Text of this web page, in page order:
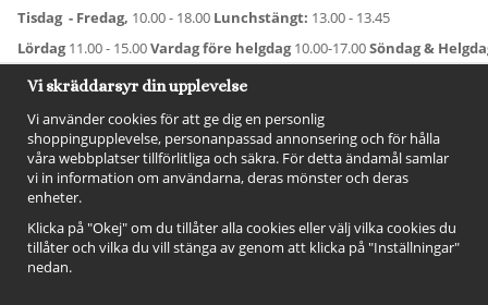
Tisdag - Fredag, 10.00 - 18.00 Lunchstängt: 13.00 - 13.45
Lördag11.00 - 15.00Vardag före helgdag10.00-17.00Söndag &
För avvikande öppettider:Titta här
Vi skräddarsyr din upplevelse
Vi använder cookies för att ge dig en personlig
shoppingupplevelse, personanpassad annonsering och för hålla
våra webbplatser tillförlitliga och säkra. För detta ändamål samlar
vi in information om användarna, deras mönster och deras
enheter.
Klicka på "Okej" om du tillåter alla cookies eller välj vilka cookies du
tillåter och vilka du vill stänga av genom att klicka på "Inställningar"
nedan.